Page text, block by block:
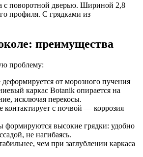
с поворотной дверью. Шириной 2,8
профиля. С грядками из
преимущества
проблему:
от морозного пучения
каркас Botanik опирается на
исключая перекосы.
контактирует с почвой — коррозия
формируются высокие грядки: удобно
не нагибаясь.
чем при заглублении каркаса